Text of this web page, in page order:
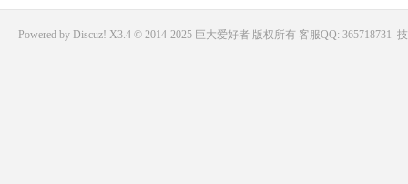
Powered by Discuz! X3.4 © 2014-2025 巨大爱好者版权所有 客服QQ: 365718731